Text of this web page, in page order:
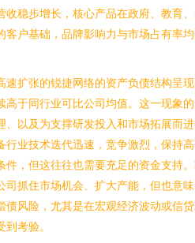
收稳步增长，核心产品在政府、教育
客户基础，品牌影响力与市场占有率
速扩张的锐捷网络的资产负债结构呈
高于同行业可比公司均值。这一现象
、以及为支撑研发投入和市场拓展而
行业技术迭代迅速，竞争激烈，保持
件，但这往往也需要充足的资金支持
司抓住市场机会、扩大产能，但也意
债风险，尤其是在宏观经济波动或信
考验。